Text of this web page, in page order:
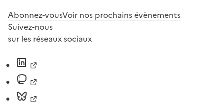
Abonnez-vousVoir nos prochains évènements
Suivez-nous
sur les réseaux sociaux